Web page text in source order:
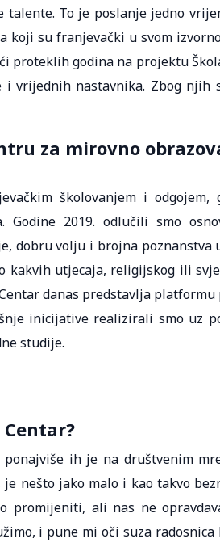
talente. To je poslanje jedno
koji su franjevački u svom
proteklih godina na projektu
i vrijednih nastavnika. Zbog
za mirovno
školovanjem i odgojem,
Godine 2019. odlučili smo
dobru volju i brojna
utjecaja, religijskog ili
danas predstavlja platformu
inicijative realizirali smo uz
studije.
ih je na društvenim
nešto jako malo i kao takvo
promijeniti, ali nas ne
i pune mi oči suza